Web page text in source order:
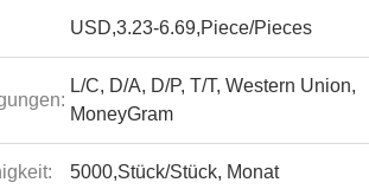
USD,3.23-6.69,Piece/Pieces
L/C, D/A, D/P, T/T, Western Union,
MoneyGram
5000,Stück/Stück, Monat